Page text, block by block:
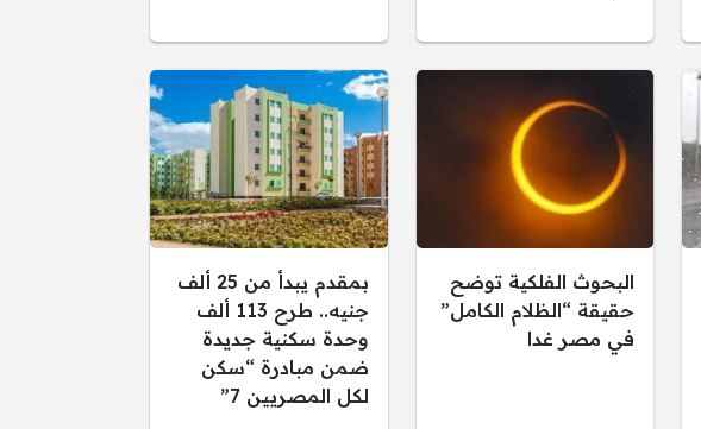
البحوث الفلكية توضح
حقيقة “الظلام الكامل”
في مصر غدا
بمقدم يبدأ من 25 ألف
جنيه.. طرح 113 ألف
وحدة سكنية جديدة
ضمن مبادرة “سكن
لكل المصريين 7”